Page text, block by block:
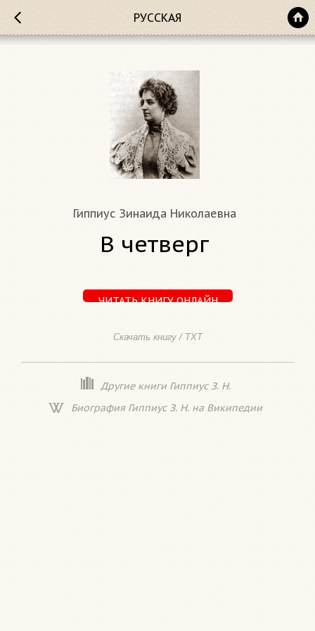
РУССКАЯ
Гиппиус Зинаида Николаевна
В четверг
ЧИТАТЬ КНИГУ ОНЛАЙН
Скачать книгу / TXT
Другие книги Гиппиус З. Н.
Биография Гиппиус З. Н. на Википедии